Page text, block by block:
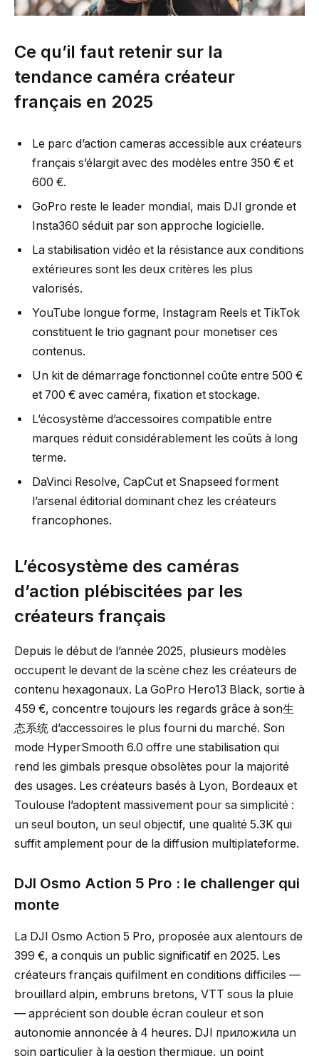
Ce qu’il faut retenir sur la
tendance caméra créateur
français en 2025
Le parc d’action cameras accessible aux créateurs
français s’élargit avec des modèles entre 350 € et
600 €.
GoPro reste le leader mondial, mais DJI gronde et
Insta360 séduit par son approche logicielle.
La stabilisation vidéo et la résistance aux conditions
extérieures sont les deux critères les plus
valorisés.
YouTube longue forme, Instagram Reels et TikTok
constituent le trio gagnant pour monetiser ces
contenus.
Un kit de démarrage fonctionnel coûte entre 500 €
et 700 € avec caméra, fixation et stockage.
L’écosystème d’accessoires compatible entre
marques réduit considérablement les coûts à long
terme.
DaVinci Resolve, CapCut et Snapseed forment
l’arsenal éditorial dominant chez les créateurs
francophones.
L’écosystème des caméras
d’action plébiscitées par les
créateurs français
Depuis le début de l’année 2025, plusieurs modèles
occupent le devant de la scène chez les créateurs de
contenu hexagonaux. La GoPro Hero13 Black, sortie à
459 €, concentre toujours les regards grâce à son生
态系统 d’accessoires le plus fourni du marché. Son
mode HyperSmooth 6.0 offre une stabilisation qui
rend les gimbals presque obsolètes pour la majorité
des usages. Les créateurs basés à Lyon, Bordeaux et
Toulouse l’adoptent massivement pour sa simplicité :
un seul bouton, un seul objectif, une qualité 5.3K qui
suffit amplement pour de la diffusion multiplateforme.
DJI Osmo Action 5 Pro : le challenger qui
monte
La DJI Osmo Action 5 Pro, proposée aux alentours de
399 €, a conquis un public significatif en 2025. Les
créateurs français quifilment en conditions difficiles —
brouillard alpin, embruns bretons, VTT sous la pluie
— apprécient son double écran couleur et son
autonomie annoncée à 4 heures. DJI приложила un
soin particulier à la gestion thermique, un point